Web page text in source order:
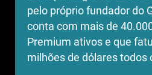
pelo próprio fundador do
conta com mais de
Premium ativos e que
milhões de dólares todos